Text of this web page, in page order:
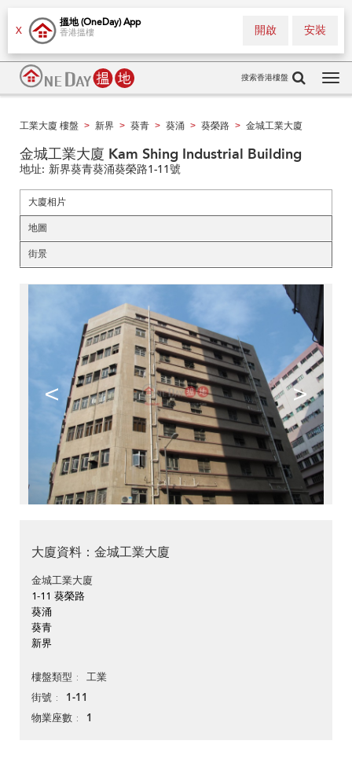
X
搵地 (OneDay) App
香港搵樓 安裝
開啟
搜索香港樓盤
工業大廈 樓盤 > 新界 > 葵青 > 葵涌 > 葵榮路 > 金城工業大廈
金城工業大廈 Kam Shing Industrial Building
地址: 新界葵青葵涌葵榮路1-11號
大廈相片
地圖
街景
< >
大廈資料：金城工業大廈
金城工業大廈
1-11 葵榮路
葵涌
葵青
新界
樓盤類型 工業
街號 1-11
物業座數 1